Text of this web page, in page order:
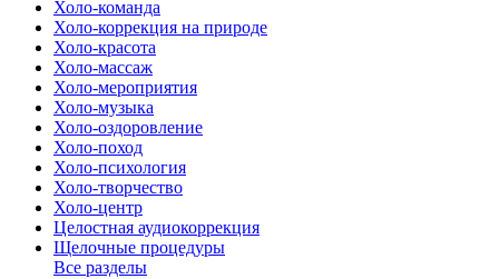
Холо-команда
Холо-коррекция на природе
Холо-красота
Холо-массаж
Холо-мероприятия
Холо-музыка
Холо-оздоровление
Холо-поход
Холо-психология
Холо-творчество
Холо-центр
Целостная аудиокоррекция
Щелочные процедуры
Все разделы